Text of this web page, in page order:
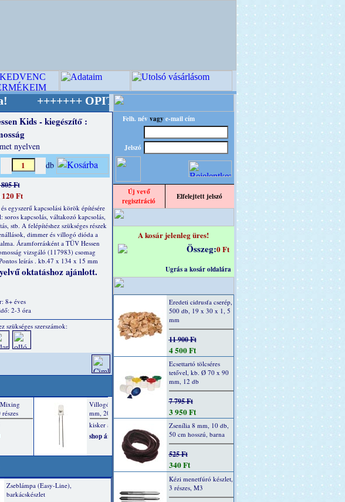
OPITEC - A Kreatív Világ Mestere! +++++++
Kids - kiegészítő :
nyelven
db
Ft
120 Ft
egyszerű kapcsolási körök építésére
soros kapcsolás, váltakozó kapcsolás,
stb. A felépítéshez szükséges részek
dimmer és villogó dióda a
Áramforrásként a TÜV Hessen
vizsgáló (117983) csomag
leírás . kb.47 x 134 x 15 mm
oktatáshoz ajánlott.
8+ éves
2-3 óra
szükséges szerszámok:
Zseblámpa (Easy-Line),
barkácskészlet
Felh. név vagy e-mail cím
Jelszó
Új vevő
regisztráció
Elfelejtett jelszó
A kosár jelenleg üres!
Összeg:0 Ft
Ugrás a kosár oldalára
Eredeti cidrusfa cserép,
500 db, 19 x 30 x 1, 5
mm
11 900 Ft
4 500 Ft
Ecsettartó tölcséres
tetővel, kb. Ø 70 x 90
mm, 12 db
7 795 Ft
3 950 Ft
Zsenília 8 mm, 10 db,
50 cm hosszú, barna
525 Ft
340 Ft
Kézi menetfúró készlet,
3 részes, M3